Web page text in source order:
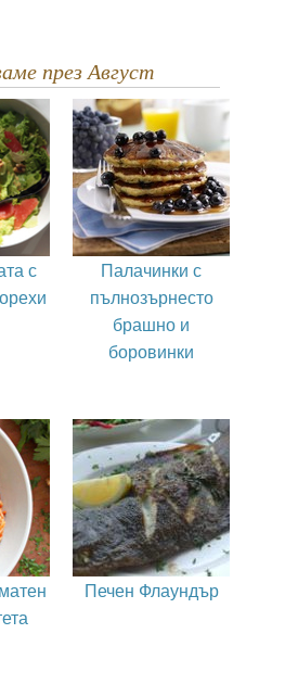
през Август
с
Палачинки с
пълнозърнесто
брашно и
боровинки
Печен Флаундър